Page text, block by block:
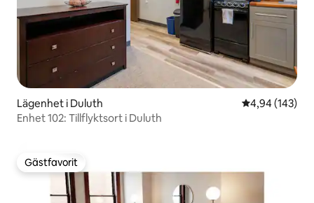
Lägenhet i Duluth 4,94 av 5 i
4,94 (143)
Enhet 102: Tillflyktsort i Duluth
Gästfavorit
Gästfavorit